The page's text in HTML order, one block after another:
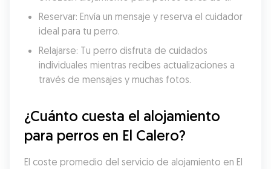
Reservar: Envía un mensaje y reserva el cuidador
ideal para tu perro.
Relajarse: Tu perro disfruta de cuidados
individuales mientras recibes actualizaciones a
través de mensajes y muchas fotos.
¿Cuánto cuesta el alojamiento
para perros en El Calero?
El coste promedio del servicio de alojamiento en El